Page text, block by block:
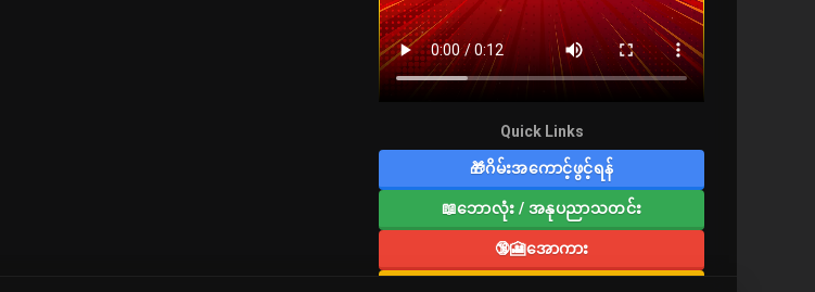
Quick Links
🎁ဂိမ်းအကောင့်ဖွင့်ရန်
📖ဘောလုံး / အနုပညာသတင်း
🔞🎦အောကား